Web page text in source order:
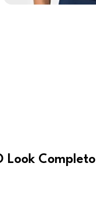
Look Completo